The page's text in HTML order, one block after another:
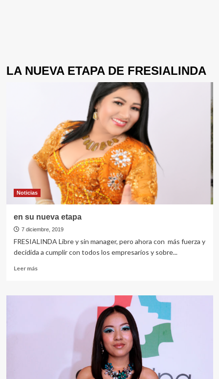
LA NUEVA ETAPA DE FRESIALINDA
Noticias
en su nueva etapa
7 diciembre, 2019
FRESIALINDA Libre y sin manager, pero ahora con más fuerza y
decidida a cumplir con todos los empresarios y sobre...
Leer másLeer
en